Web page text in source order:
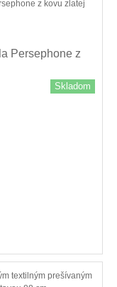
Persephone z
Skladom